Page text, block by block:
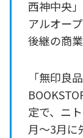
西神中央
アルオー
後継の商
「無印良
定で、ニ
月～3月に